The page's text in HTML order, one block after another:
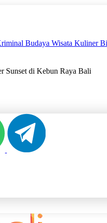
Budaya Wisata Kuliner
Sunset di Kebun Raya Bali